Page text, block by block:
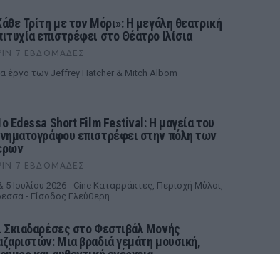
Τρίτη με τον Μόρι»: Η μεγάλη θεατρική
επιστρέφει στο Θέατρο Ιλίσια
7 ΕΒΔΟΜΆΔΕΣ
έργο των Jeffrey Hatcher & Mitch Albom
Edessa Short Film Festival: Η μαγεία του
επιστρέφει στην πόλη των
7 ΕΒΔΟΜΆΔΕΣ
5 Ιουλίου 2026 - Cine Καταρράκτες, Περιοχή Μύλοι,
- Είσοδος Ελεύθερη
Σκιαδαρέσες στο Φεστιβάλ Μονής
Μια βραδιά γεμάτη μουσική,